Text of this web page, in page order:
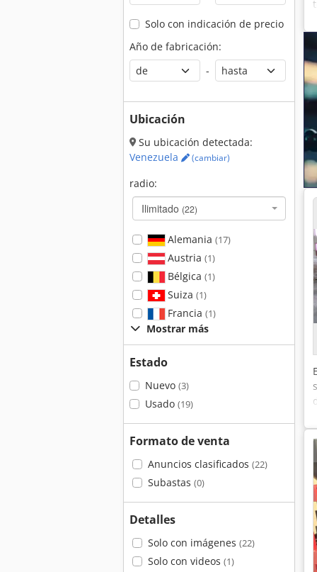
Solo con indicación de precio
Año de fabricación:
-
Ubicación
Su ubicación detectada:
Venezuela
(cambiar)
radio:
Ilimitado (22)
Alemania (17)
Austria (1)
Bélgica (1)
Suiza (1)
Francia (1)
Mostrar más
Estado
Nuevo (3)
Usado (19)
Formato de venta
Anuncios clasificados (22)
Subastas (0)
Detalles
Solo con imágenes (22)
Solo con videos (1)